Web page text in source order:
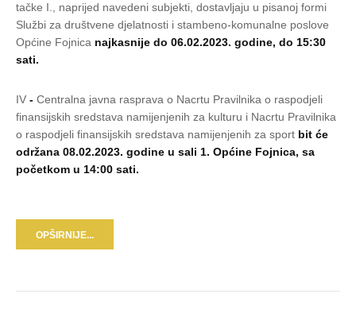
tačke I., naprijed navedeni subjekti, dostavljaju u pisanoj formi
Službi za društvene djelatnosti i stambeno-komunalne poslove
Općine Fojnica najkasnije do 06.02.2023. godine, do 15:30
sati.
IV - Centralna javna rasprava o Nacrtu Pravilnika o raspodjeli
finansijskih sredstava namijenjenih za kulturu i Nacrtu Pravilnika
o raspodjeli finansijskih sredstava namijenjenih za sport bit će
održana 08.02.2023. godine u sali 1. Općine Fojnica, sa
početkom u 14:00 sati.
OPŠIRNIJE...